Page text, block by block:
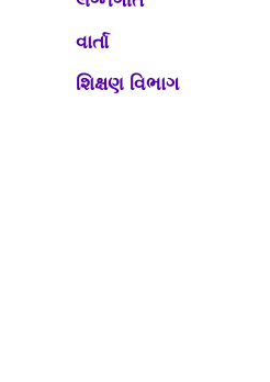
વાર્તા
શિક્ષણ વિભાગ